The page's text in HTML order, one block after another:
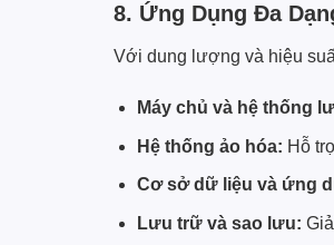
8. Ứng Dụng Đa
Với dung lượng và hiệu
Máy chủ và hệ thống
Hệ thống ảo hóa: Hỗ
Cơ sở dữ liệu và ứng
Lưu trữ và sao lưu: